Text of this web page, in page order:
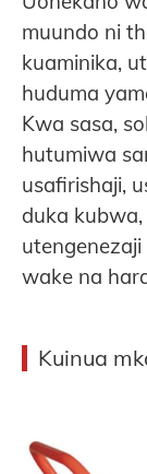
muundo ni
kuaminika,
huduma
Kwa sasa,
hutumiwa
usafirishaji,
duka
wake na
Kuinua